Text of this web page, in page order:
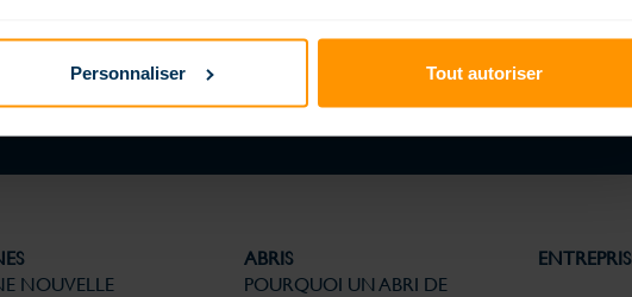
Personnaliser Tout autoriser
LE BLOG
NOUVELLE
ABRIS
POURQUOI UN ABRI DE